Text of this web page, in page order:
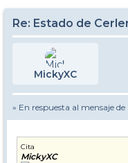
Re: Estado de
MickyXC
» En respuesta al mensaje de
Cita
MickyXC